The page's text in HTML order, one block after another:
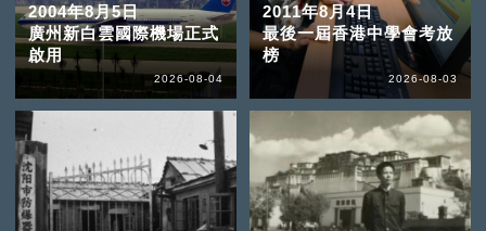
2004年8月5日
廣州新白雲國際機場正式
啟用
2026-08-04
2011年8月4日
最後一屆香港中學會考放
榜
2026-08-03